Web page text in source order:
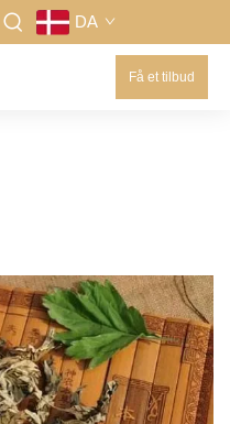
DA
Få et tilbud